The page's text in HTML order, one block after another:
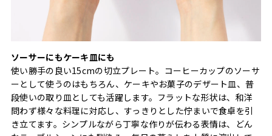
ソーサーにもケーキ皿にも
使い勝手の良い15cmの切立プレート。コーヒーカップのソーサ
ーとして使うのはもちろん、ケーキやお菓子のデザート皿、普
段使いの取り皿としても活躍します。フラットな形状は、和洋
問わず様々な料理に対応し、すっきりとした佇まいで食卓を引
き立てます。シンプルながら丁寧な作りが伝わる表情は、どん